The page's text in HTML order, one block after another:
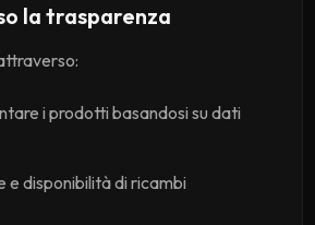
la trasparenza
i prodotti basandosi su dati
e disponibilità di ricambi